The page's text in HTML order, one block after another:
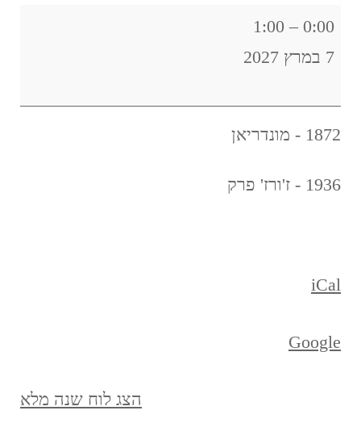
היום
יומולדתם
0:00
–
1:00
7 במרץ 2027
1872 - מונדריאן
1936 - ז'ורז' פרק
iCal
Google
הצג לוח שנה מלא